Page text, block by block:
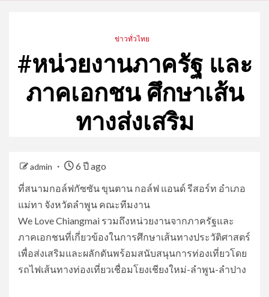
ข่าวทั่วไทย
#หน่วยงานภาครัฐ และ
ภาคเอกชน ศึกษาเส้น
ทางส่งเสริม
admin
6 ปี ago
ที่สนามกอล์ฟกัซซัน ขุนตาน กอล์ฟ แอนด์ รีสอร์ท อำเภอ
แม่ทา จังหวัดลำพูน คณะทีมงาน
We Love Chiangmai รวมถึงหน่วยงานจากภาครัฐและ
ภาคเอกชนที่เกี่ยวข้องในการศึกษาเส้นทางประวัติศาสตร์
เพื่อส่งเสริมและผลักดันพร้อมสนับสนุนการท่องเที่ยวโดย
รถไฟเส้นทางท่องเที่ยวเชื่อมโยงเชียงใหม่-ลำพูน-ลำปาง